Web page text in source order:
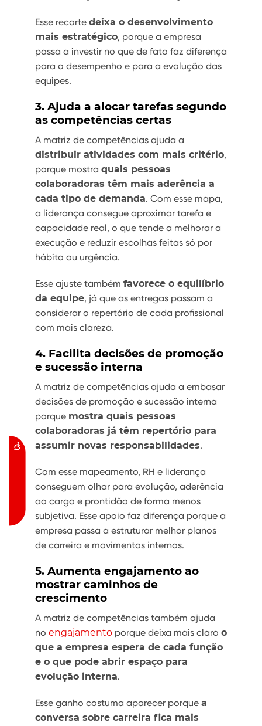
Acessibilidade
Esse recorte deixa o desenvolvimento
mais estratégico, porque a empresa
passa a investir no que de fato faz diferença
para o desempenho e para a evolução das
equipes.
3. Ajuda a alocar tarefas segundo
as competências certas
A matriz de competências ajuda a
distribuir atividades com mais critério,
porque mostra quais pessoas
colaboradoras têm mais aderência a
cada tipo de demanda. Com esse mapa,
a liderança consegue aproximar tarefa e
capacidade real, o que tende a melhorar a
execução e reduzir escolhas feitas só por
hábito ou urgência.
Esse ajuste também favorece o equilíbrio
da equipe, já que as entregas passam a
considerar o repertório de cada profissional
com mais clareza.
4. Facilita decisões de promoção
e sucessão interna
A matriz de competências ajuda a embasar
decisões de promoção e sucessão interna
porque mostra quais pessoas
colaboradoras já têm repertório para
assumir novas responsabilidades.
Com esse mapeamento, RH e liderança
conseguem olhar para evolução, aderência
ao cargo e prontidão de forma menos
subjetiva. Esse apoio faz diferença porque a
empresa passa a estruturar melhor planos
de carreira e movimentos internos.
5. Aumenta engajamento ao
mostrar caminhos de
crescimento
A matriz de competências também ajuda
no engajamento porque deixa mais claro o
que a empresa espera de cada função
e o que pode abrir espaço para
evolução interna.
Esse ganho costuma aparecer porque a
conversa sobre carreira fica mais